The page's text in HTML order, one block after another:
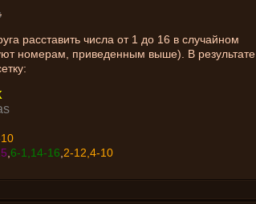
расставить числа от 1 до 16 в случайном
номерам, приведенным выше). В результате
6-1,14-16 2-12,4-10